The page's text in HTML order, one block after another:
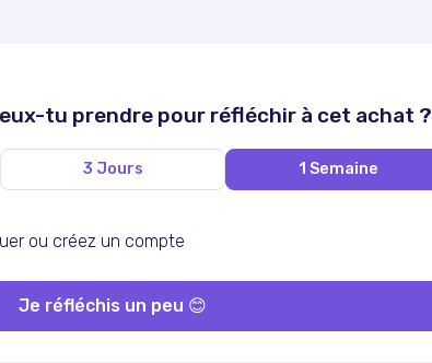
tu prendre pour réfléchir à cet achat ?
3 Jours 1 Semaine
ou créez un compte
Je réfléchis un peu 😊